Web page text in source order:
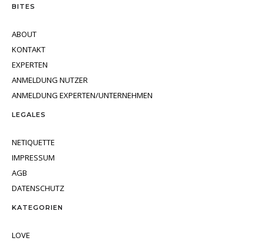
BITES
ABOUT
KONTAKT
EXPERTEN
ANMELDUNG NUTZER
ANMELDUNG EXPERTEN/UNTERNEHMEN
LEGALES
NETIQUETTE
IMPRESSUM
AGB
DATENSCHUTZ
KATEGORIEN
LOVE